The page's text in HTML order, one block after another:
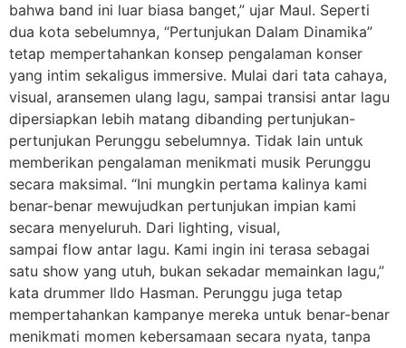
bahwa band ini luar biasa banget,” ujar Maul. Seperti
dua kota sebelumnya, “Pertunjukan Dalam Dinamika”
tetap mempertahankan konsep pengalaman konser
yang intim sekaligus immersive. Mulai dari tata cahaya,
visual, aransemen ulang lagu, sampai transisi antar lagu
dipersiapkan lebih matang dibanding pertunjukan-
pertunjukan Perunggu sebelumnya. Tidak lain untuk
memberikan pengalaman menikmati musik Perunggu
secara maksimal. “Ini mungkin pertama kalinya kami
benar-benar mewujudkan pertunjukan impian kami
secara menyeluruh. Dari lighting, visual,
sampai flow antar lagu. Kami ingin ini terasa sebagai
satu show yang utuh, bukan sekadar memainkan lagu,”
kata drummer Ildo Hasman. Perunggu juga tetap
mempertahankan kampanye mereka untuk benar-benar
menikmati momen kebersamaan secara nyata, tanpa